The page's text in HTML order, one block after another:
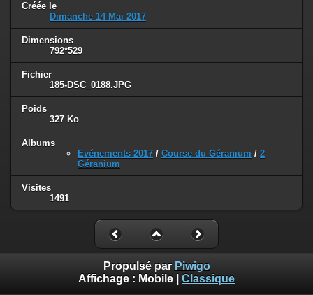
Créée le
Dimanche 14 Mai 2017
Dimensions
792*529
Fichier
185-DSC_0188.JPG
Poids
327 Ko
Albums
Evénements 2017 / Course du Géranium / 2
Géranium
Visites
1491
Propulsé par Piwigo
Affichage : Mobile Classique